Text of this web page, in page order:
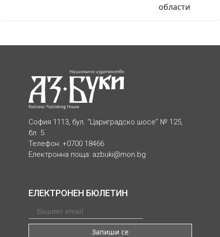
области
София 1113, бул. “Цариградско шосе” № 125,
бл. 5
Телефон: +0700 18466
Електронна поща: azbuki@mon.bg
ЕЛЕКТРОНЕН БЮЛЕТИН
Запиши се